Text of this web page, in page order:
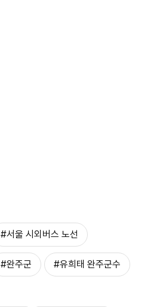
#서울 시외버스 노선
#완주군 #유희태 완주군수